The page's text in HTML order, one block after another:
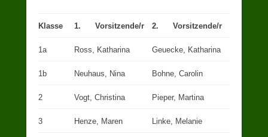
Klasse 1. Vorsitzende/r 2. Vorsitzende/r
1a Ross, Katharina Geuecke, Katharina
1b Neuhaus, Nina Bohne, Carolin
2 Vogt, Christina Pieper, Martina
3 Henze, Maren Linke, Melanie